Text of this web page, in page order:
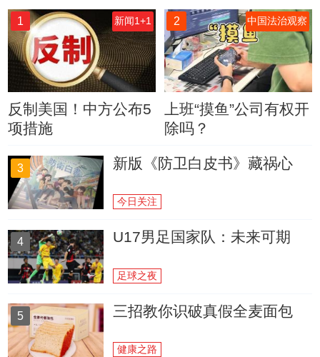
1 新闻1+1
反制美国！中方公布5
项措施
2 中国法治观察
上班“摸鱼”公司有权开
除吗？
3 新版《防卫白皮书》藏祸心
今日关注
4 U17男足国家队：未来可期
足球之夜
5 三招教你识破真假全麦面包
健康之路